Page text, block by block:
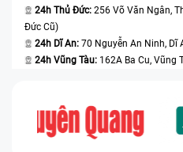
24h Thủ Đức: 256 Võ Văn Ngân,
Đức Cũ)
24h Dĩ An: 70 Nguyễn An Ninh, Dĩ
24h Vũng Tàu: 162A Ba Cu, Vũng